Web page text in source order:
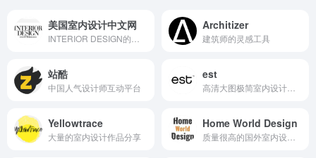
美国室内设计中文网 Architizer
建筑师的灵感工具
站酷
中国人气设计师互动平台
est
Yellowtrace
大量的室内设计作品分享
Home World Design